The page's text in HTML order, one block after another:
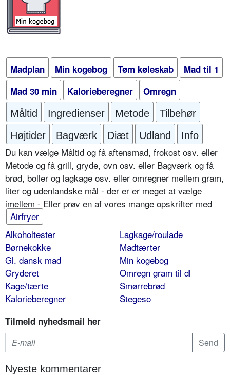
Madplan Min kogebog Tøm køleskab
Mad til 1
Mad 30 min
Kalorieberegner Omregn
Måltid Ingredienser Metode
Tilbehør
Højtider
Bagværk Diæt Udland Info
Du kan vælge Måltid og få aftensmad, frokost osv. eller
Metode og få grill, gryde, ovn osv. eller Bagværk og få
brød, boller og lagkage osv. eller omregner mellem gram,
liter og udenlandske mål - der er er meget at vælge
imellem - Eller prøv en af vores mange opskrifter med
Airfryer
Alkoholtester
Børnekokke
Gl. dansk mad
Gryderet
Kage/tærte
Kalorieberegner
Lagkage/roulade
Madtærter
Min kogebog
Omregn gram til dl
Smørrebrød
Stegeso
Tilmeld nyhedsmail her
Nyeste kommentarer